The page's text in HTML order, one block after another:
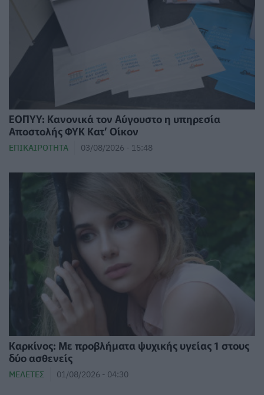
ΕΟΠΥΥ: Κανονικά τον Αύγουστο η υπηρεσία
Αποστολής ΦΥΚ Κατ’ Οίκον
ΕΠΙΚΑΙΡΌΤΗΤΑ 03/08/2026 - 15:48
Καρκίνος: Με προβλήματα ψυχικής υγείας 1 στους
δύο ασθενείς
ΜΕΛΈΤΕΣ 01/08/2026 - 04:30